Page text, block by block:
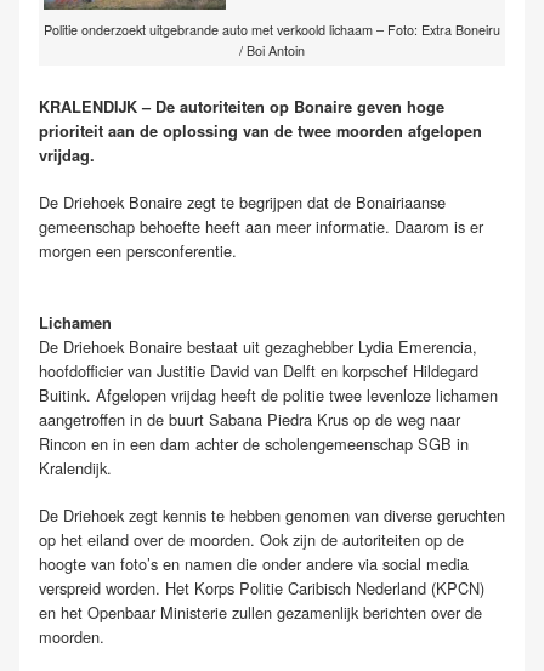
Politie onderzoekt uitgebrande auto met verkoold lichaam – Foto: Extra Boneiru
/ Boi Antoin
KRALENDIJK – De autoriteiten op Bonaire geven hoge
prioriteit aan de oplossing van de twee moorden afgelopen
vrijdag.
De Driehoek Bonaire zegt te begrijpen dat de Bonairiaanse
gemeenschap behoefte heeft aan meer informatie. Daarom is er
morgen een persconferentie.
Lichamen
De Driehoek Bonaire bestaat uit gezaghebber Lydia Emerencia,
hoofdofficier van Justitie David van Delft en korpschef Hildegard
Buitink. Afgelopen vrijdag heeft de politie twee levenloze lichamen
aangetroffen in de buurt Sabana Piedra Krus op de weg naar
Rincon en in een dam achter de scholengemeenschap SGB in
Kralendijk.
De Driehoek zegt kennis te hebben genomen van diverse geruchten
op het eiland over de moorden. Ook zijn de autoriteiten op de
hoogte van foto’s en namen die onder andere via social media
verspreid worden. Het Korps Politie Caribisch Nederland (KPCN)
en het Openbaar Ministerie zullen gezamenlijk berichten over de
moorden.